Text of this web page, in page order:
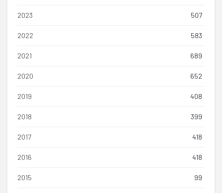
2023 507
2022 583
2021 689
2020 652
2019 408
2018 399
2017 418
2016 418
2015 99